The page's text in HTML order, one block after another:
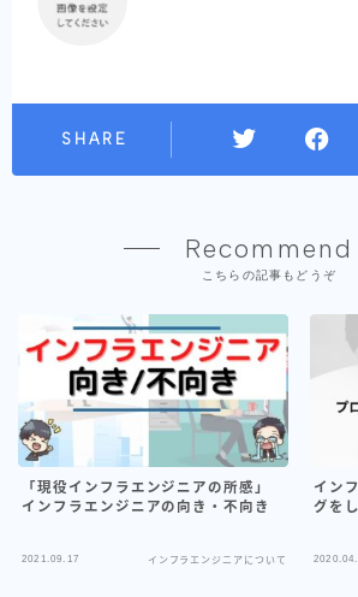
SHARE
Recommend
こちらの記事もどうぞ
「現役インフラエンジニアの所感」
インフラエンジニアの向き・不向き
2021.09.17 インフラエンジニアについて
イン
グを